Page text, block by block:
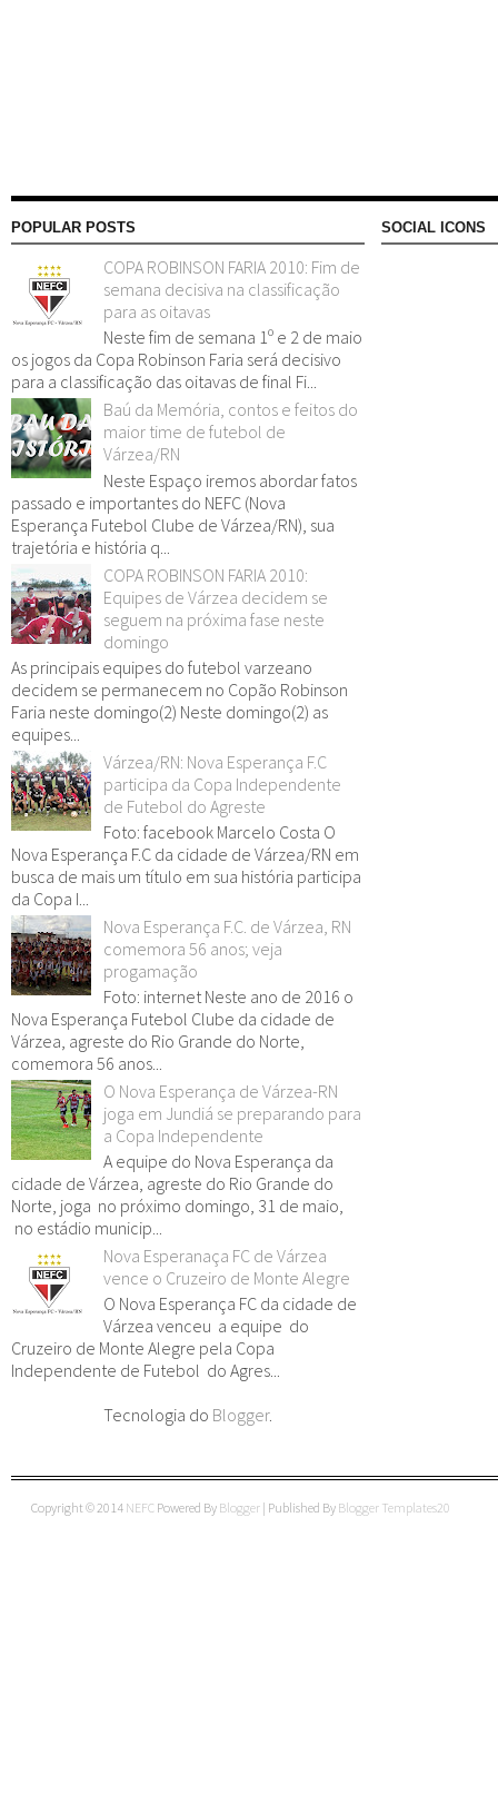
POPULAR POSTS
COPA ROBINSON FARIA 2010: Fim de
semana decisiva na classificação
para as oitavas
Neste fim de semana 1º e 2 de maio
os jogos da Copa Robinson Faria será decisivo
para a classificação das oitavas de final Fi...
Baú da Memória, contos e feitos do
maior time de futebol de
Várzea/RN
Neste Espaço iremos abordar fatos
passado e importantes do NEFC (Nova
Esperança Futebol Clube de Várzea/RN), sua
trajetória e história q...
COPA ROBINSON FARIA 2010:
Equipes de Várzea decidem se
seguem na próxima fase neste
domingo
As principais equipes do futebol varzeano
decidem se permanecem no Copão Robinson
Faria neste domingo(2) Neste domingo(2) as
equipes...
Várzea/RN: Nova Esperança F.C
participa da Copa Independente
de Futebol do Agreste
Foto: facebook Marcelo Costa O
Nova Esperança F.C da cidade de Várzea/RN em
busca de mais um título em sua história participa
da Copa I...
Nova Esperança F.C. de Várzea, RN
comemora 56 anos; veja
progamação
Foto: internet Neste ano de 2016 o
Nova Esperança Futebol Clube da cidade de
Várzea, agreste do Rio Grande do Norte,
comemora 56 anos...
O Nova Esperança de Várzea-RN
joga em Jundiá se preparando para
a Copa Independente
A equipe do Nova Esperança da
cidade de Várzea, agreste do Rio Grande do
Norte, joga no próximo domingo, 31 de maio,
no estádio municip...
Nova Esperanaça FC de Várzea
vence o Cruzeiro de Monte Alegre
O Nova Esperança FC da cidade de
Várzea venceu a equipe do
Cruzeiro de Monte Alegre pela Copa
Independente de Futebol do Agres...
Tecnologia do Blogger.
SOCIAL ICONS
Copyright © 2014 NEFC Powered By Blogger | Published By Blogger Templates20